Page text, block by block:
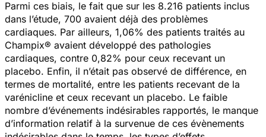
Parmi ces biais, le fait que sur les 8.216 patients inclus
dans l’étude, 700 avaient déjà des problèmes
cardiaques. Par ailleurs, 1,06% des patients traités au
Champix® avaient développé des pathologies
cardiaques, contre 0,82% pour ceux recevant un
placebo. Enfin, il n’était pas observé de différence, en
termes de mortalité, entre les patients recevant de la
varénicline et ceux recevant un placebo. Le faible
nombre d’événements indésirables rapportés, le manque
d’information relatif à la survenue de ces évènements